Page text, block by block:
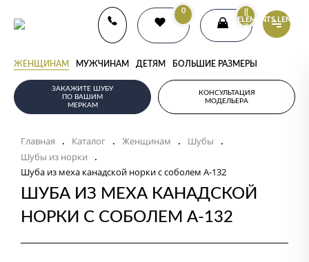
0
{{
ELEMENTS.LENGTH
}}
ЖЕНЩИНАМ МУЖЧИНАМ ДЕТЯМ БОЛЬШИЕ РАЗМЕРЫ
ЗАКАЖИТЕ ШУБУ
ПО ВАШИМ
МЕРКАМ
КОНСУЛЬТАЦИЯ
МОДЕЛЬЕРА
Главная . Каталог . Женщинам . Шубы .
Шубы из норки .
Шуба из меха канадской норки с соболем А-132
ШУБА ИЗ МЕХА КАНАДСКОЙ
НОРКИ С СОБОЛЕМ А-132